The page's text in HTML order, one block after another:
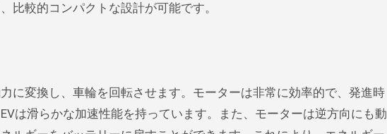
比較的コンパクトな設計が可能です。
に変換し、車輪を回転させます。モーターは非常に効率的で、発進時
は滑らかな加速性能を持っています。また、モーターは逆方向にも動